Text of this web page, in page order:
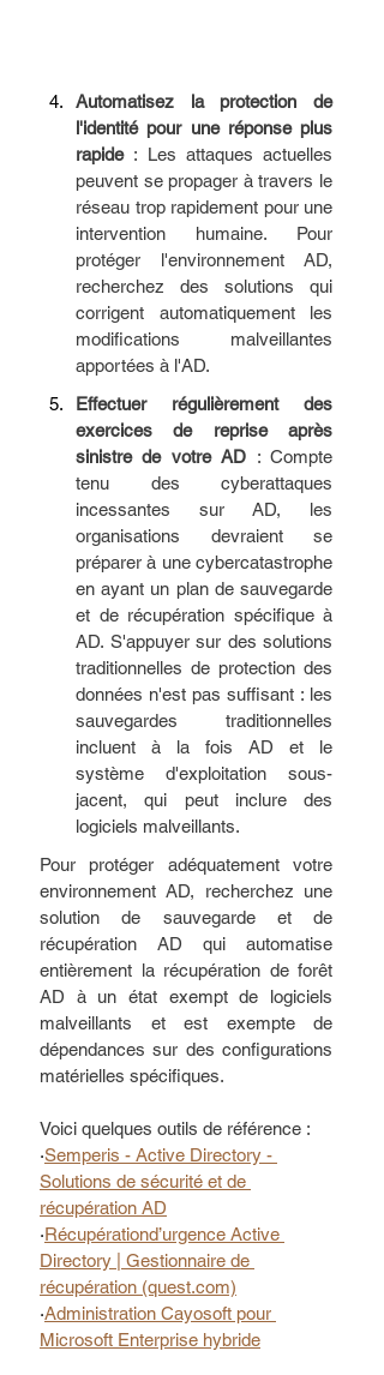
Automatisez la protection de
l'identité pour une réponse plus
rapide : Les attaques actuelles
peuvent se propager à travers le
réseau trop rapidement pour une
intervention humaine. Pour
protéger l'environnement AD,
recherchez des solutions qui
corrigent automatiquement les
modifications malveillantes
apportées à l'AD.
Effectuer régulièrement des
exercices de reprise après
sinistre de votre AD : Compte
tenu des cyberattaques
incessantes sur AD, les
organisations devraient se
préparer à une cybercatastrophe
en ayant un plan de sauvegarde
et de récupération spécifique à
AD. S'appuyer sur des solutions
traditionnelles de protection des
données n'est pas suffisant : les
sauvegardes traditionnelles
incluent à la fois AD et le
système d'exploitation sous-
jacent, qui peut inclure des
logiciels malveillants.
Pour protéger adéquatement votre
environnement AD, recherchez une
solution de sauvegarde et de
récupération AD qui automatise
entièrement la récupération de forêt
AD à un état exempt de logiciels
malveillants et est exempte de
dépendances sur des configurations
matérielles spécifiques.
Voici quelques outils de référence :
·Semperis - Active Directory -
Solutions de sécurité et de
récupération AD
·Récupérationd’urgence Active
Directory | Gestionnaire de
récupération (quest.com)
·Administration Cayosoft pour
Microsoft Enterprise hybride